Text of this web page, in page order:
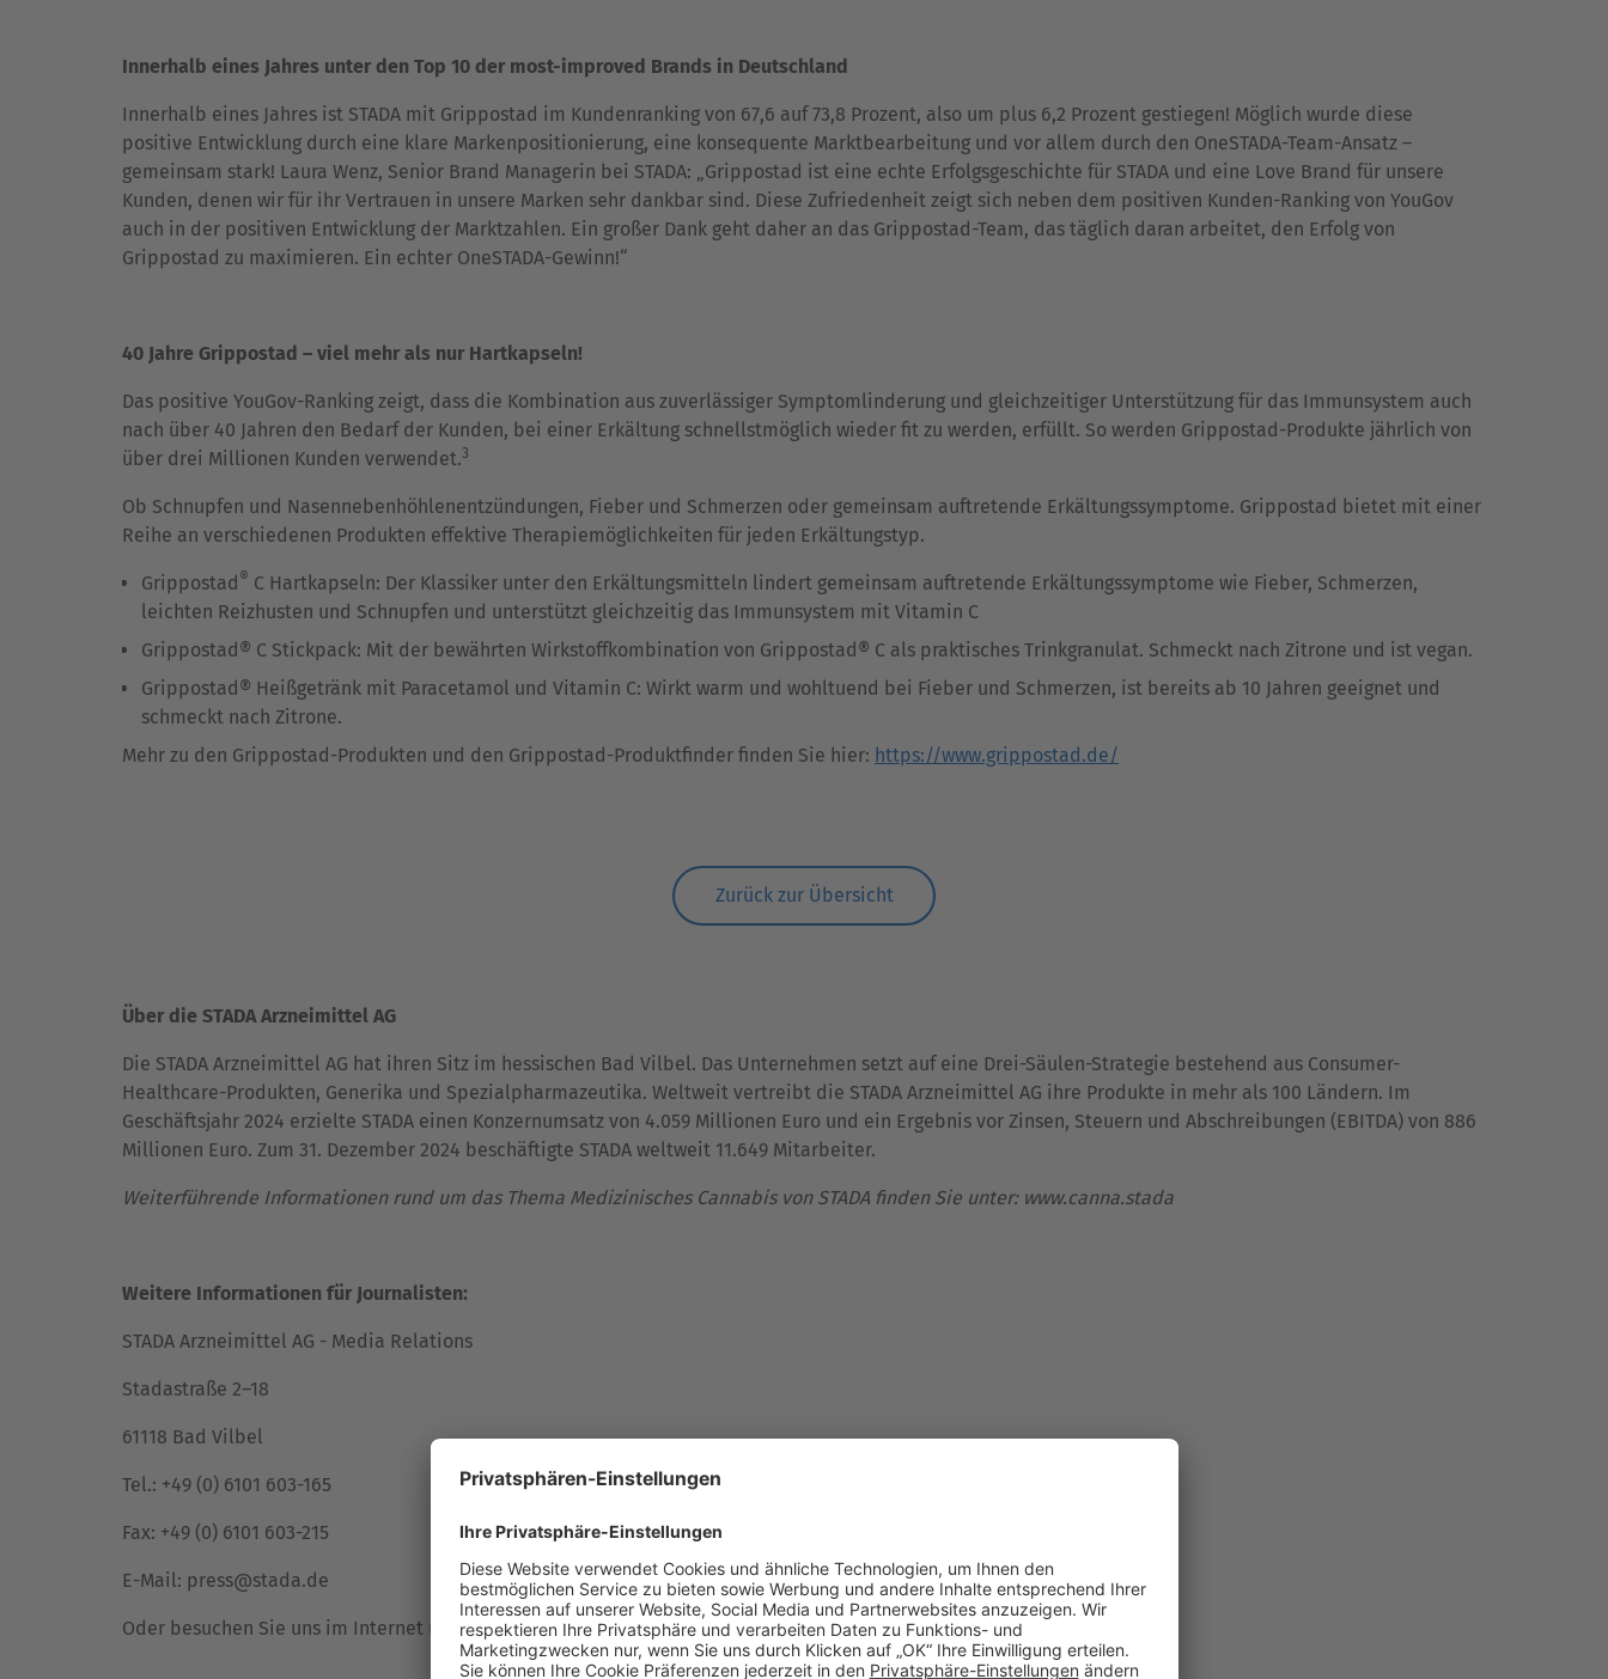
Innerhalb eines Jahres unter den Top 10 der most-improved Brands in Deutschland
Innerhalb eines Jahres ist STADA mit Grippostad im Kundenranking von 67,6 auf 73,8 Prozent, also um plus 6,2 Prozent gestiegen! Möglich wurde diese
positive Entwicklung durch eine klare Markenpositionierung, eine konsequente Marktbearbeitung und vor allem durch den OneSTADA-Team-Ansatz –
gemeinsam stark! Laura Wenz, Senior Brand Managerin bei STADA: „Grippostad ist eine echte Erfolgsgeschichte für STADA und eine Love Brand für unsere
Kunden, denen wir für ihr Vertrauen in unsere Marken sehr dankbar sind. Diese Zufriedenheit zeigt sich neben dem positiven Kunden-Ranking von YouGov
auch in der positiven Entwicklung der Marktzahlen. Ein großer Dank geht daher an das Grippostad-Team, das täglich daran arbeitet, den Erfolg von
Grippostad zu maximieren. Ein echter OneSTADA-Gewinn!“
40 Jahre Grippostad – viel mehr als nur Hartkapseln!
Das positive YouGov-Ranking zeigt, dass die Kombination aus zuverlässiger Symptomlinderung und gleichzeitiger Unterstützung für das Immunsystem auch
nach über 40 Jahren den Bedarf der Kunden, bei einer Erkältung schnellstmöglich wieder fit zu werden, erfüllt. So werden Grippostad-Produkte jährlich von
über drei Millionen Kunden verwendet.3
Ob Schnupfen und Nasennebenhöhlenentzündungen, Fieber und Schmerzen oder gemeinsam auftretende Erkältungssymptome. Grippostad bietet mit einer
Reihe an verschiedenen Produkten effektive Therapiemöglichkeiten für jeden Erkältungstyp.
Grippostad ® C Hartkapseln: Der Klassiker unter den Erkältungsmitteln lindert gemeinsam auftretende Erkältungssymptome wie Fieber, Schmerzen,
leichten Reizhusten und Schnupfen und unterstützt gleichzeitig das Immunsystem mit Vitamin C
Grippostad® C Stickpack: Mit der bewährten Wirkstoffkombination von Grippostad® C als praktisches Trinkgranulat. Schmeckt nach Zitrone und ist vegan.
Grippostad® Heißgetränk mit Paracetamol und Vitamin C: Wirkt warm und wohltuend bei Fieber und Schmerzen, ist bereits ab 10 Jahren geeignet und
schmeckt nach Zitrone.
Mehr zu den Grippostad-Produkten und den Grippostad-Produktfinder finden Sie hier: https://www.grippostad.de/
Zurück zur Übersicht
Über die STADA Arzneimittel AG
Die STADA Arzneimittel AG hat ihren Sitz im hessischen Bad Vilbel. Das Unternehmen setzt auf eine Drei-Säulen-Strategie bestehend aus Consumer-
Healthcare-Produkten, Generika und Spezialpharmazeutika. Weltweit vertreibt die STADA Arzneimittel AG ihre Produkte in mehr als 100 Ländern. Im
Geschäftsjahr 2024 erzielte STADA einen Konzernumsatz von 4.059 Millionen Euro und ein Ergebnis vor Zinsen, Steuern und Abschreibungen (EBITDA) von 886
Millionen Euro. Zum 31. Dezember 2024 beschäftigte STADA weltweit 11.649 Mitarbeiter.
Weiterführende Informationen rund um das Thema Medizinisches Cannabis von STADA finden Sie unter: www.canna.stada
Weitere Informationen für Journalisten:
STADA Arzneimittel AG - Media Relations
Stadastraße 2–18
61118 Bad Vilbel
Tel.: +49 (0) 6101 603-165
Fax: +49 (0) 6101 603-215
E-Mail: press@stada.de
Oder besuchen Sie uns im Internet unterwww.stada.de/presse